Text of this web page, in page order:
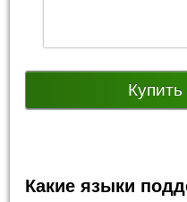
Какие языки